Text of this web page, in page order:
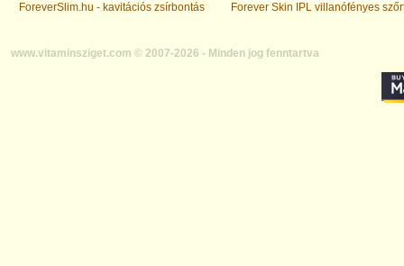
ForeverSlim.hu - kavitációs zsírbontás Forever Skin IPL villanófényes
www.vitaminsziget.com © 2007-2026 - Minden jog fenntartva